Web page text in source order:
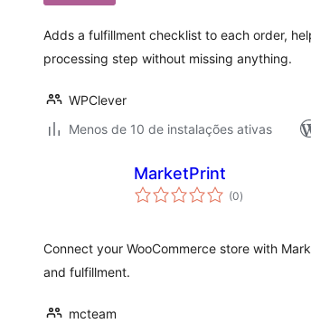
Adds a fulfillment checklist to each order,
processing step without missing anything.
WPClever
Menos de 10 de instalações ativas
MarketPrint
(0total
de
)
Connect your WooCommerce store with
and fulfillment.
mcteam